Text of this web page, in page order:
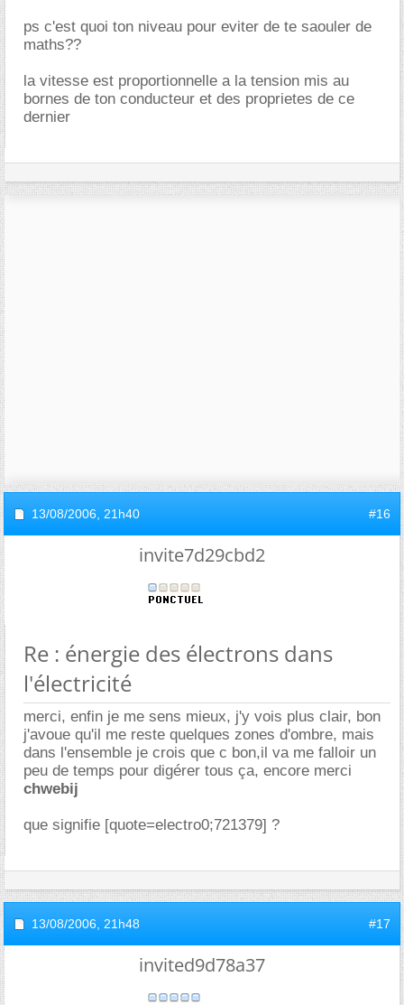
ps c'est quoi ton niveau pour eviter de te saouler de
maths??
la vitesse est proportionnelle a la tension mis au
bornes de ton conducteur et des proprietes de ce
dernier
13/08/2006, 21h40 #16
invite7d29cbd2
Re : énergie des électrons dans
l'électricité
merci, enfin je me sens mieux, j'y vois plus clair, bon
j'avoue qu'il me reste quelques zones d'ombre, mais
dans l'ensemble je crois que c bon,il va me falloir un
peu de temps pour digérer tous ça, encore merci
chwebij
que signifie [quote=electro0;721379] ?
13/08/2006, 21h48 #17
invited9d78a37